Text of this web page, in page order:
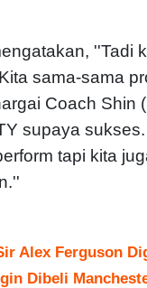
''Tadi
sama-sama
Coach Shin
supaya
tapi kita
Alex Ferguson
Dibeli